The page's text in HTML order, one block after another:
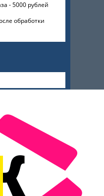
- 5000 рублей
обработки